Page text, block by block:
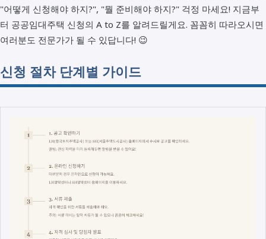
"어떻게 신청해야 하지?", "뭘 준비해야 하지?" 걱정 마세요! 지금부
터 공공임대주택 신청의 A to Z를 알려드릴게요. 꼼꼼히 따라오시면
여러분도 전문가가 될 수 있답니다! 😉
신청 절차 단계별 가이드